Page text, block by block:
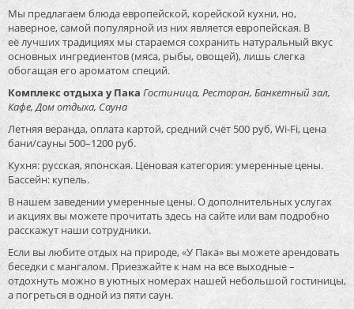
Мы предлагаем блюда европейской, корейской кухни, но,
наверное, самой популярной из них является европейская. В
её лучших традициях мы стараемся сохранить натуральный вкус
основных ингредиентов (мяса, рыбы, овощей), лишь слегка
обогащая его ароматом специй.
Комплекс отдыха у Пака Гостиница, Ресторан, Банкетный зал,
Кафе, Дом отдыха, Сауна
Летняя веранда, оплата картой, средний счёт 500 руб, Wi-Fi, цена
бани/сауны 500–1200 руб.
Кухня: русская, японская. Ценовая категория: умеренные цены.
Бассейн: купель.
В нашем заведении умеренные цены. О дополнительных услугах
и акциях вы можете прочитать здесь на сайте или вам подробно
расскажут наши сотрудники.
Если вы любите отдых на природе, «У Пака» вы можете арендовать
беседки с мангалом. Приезжайте к нам на все выходные –
отдохнуть можно в уютных номерах нашей небольшой гостиницы,
а погреться в одной из пяти саун.